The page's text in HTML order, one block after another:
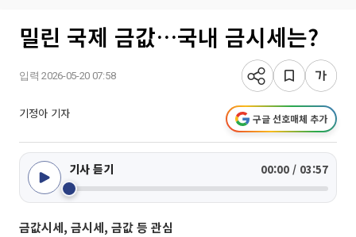
밀린 국제 금값…국내 금시세는?
입력 2026-05-20 07:58
기정아 기자 구글 선호매체 추가
기사 듣기 00:00 / 03:57
금값시세, 금시세, 금값 등 관심